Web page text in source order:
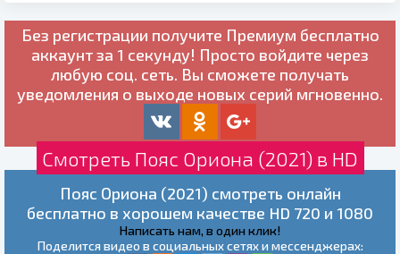
Без регистрации получите Премиум бесплатно
аккаунт за 1 секунду! Просто войдите через
любую соц. сеть. Вы сможете получать
уведомления о выходе новых серий мгновенно.
Смотреть Пояс Ориона (2021) в HD
Пояс Ориона (2021) смотреть онлайн
бесплатно в хорошем качестве HD 720 и 1080
Написать нам, в один клик!
Поделится видео в социальных сетях и мессенджерах: